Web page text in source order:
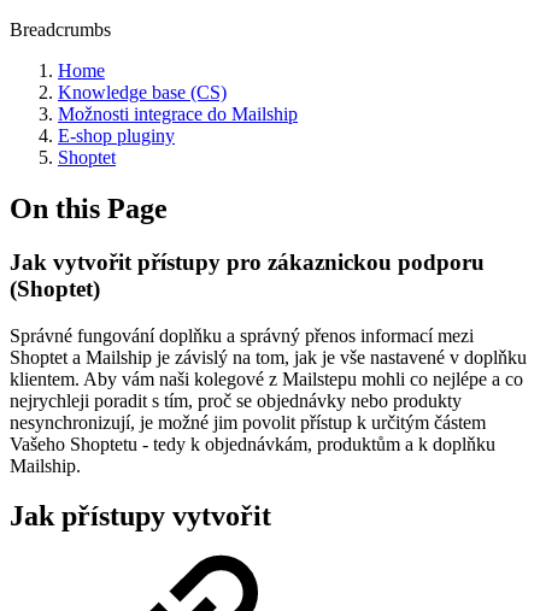
Breadcrumbs
Home
Knowledge base (CS)
Možnosti integrace do Mailship
E-shop pluginy
Shoptet
On this Page
Jak vytvořit přístupy pro zákaznickou podporu
(Shoptet)
Správné fungování doplňku a správný přenos informací mezi
Shoptet a Mailship je závislý na tom, jak je vše nastavené v doplňku
klientem. Aby vám naši kolegové z Mailstepu mohli co nejlépe a co
nejrychleji poradit s tím, proč se objednávky nebo produkty
nesynchronizují, je možné jim povolit přístup k určitým částem
Vašeho Shoptetu - tedy k objednávkám, produktům a k doplňku
Mailship.
Jak přístupy vytvořit